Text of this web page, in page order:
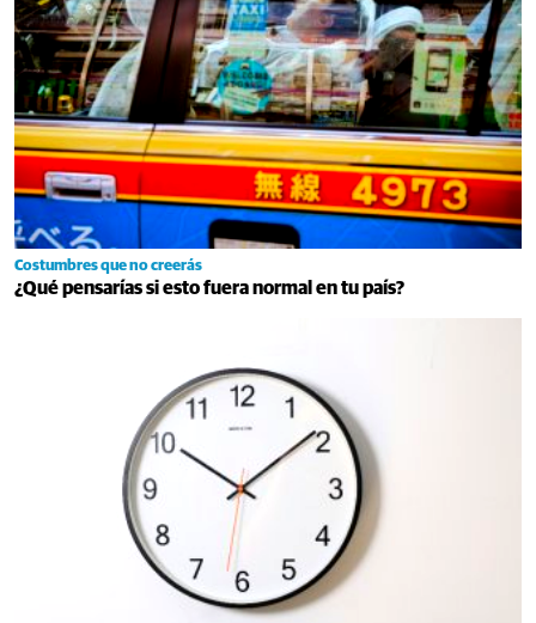
Costumbres que no creerás
¿Qué pensarías si esto fuera normal en tu país?